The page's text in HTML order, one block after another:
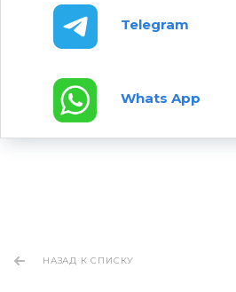
Telegram
Whats App
НАЗАД К СПИСКУ